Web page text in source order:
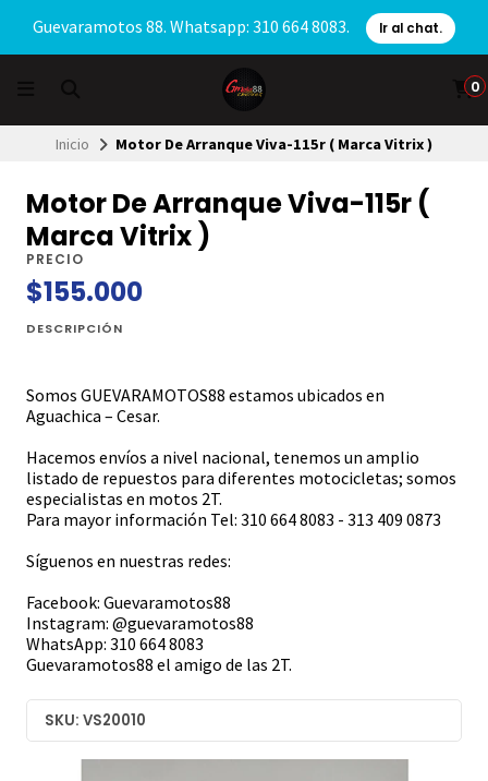
Guevaramotos 88. Whatsapp: 310 664 8083. Ir al chat.
0
Inicio Motor De Arranque Viva-115r ( Marca Vitrix )
Motor De Arranque Viva-115r (
Marca Vitrix )
PRECIO
$155.000
DESCRIPCIÓN
Somos GUEVARAMOTOS88 estamos ubicados en
Aguachica – Cesar.
Hacemos envíos a nivel nacional, tenemos un amplio
listado de repuestos para diferentes motocicletas; somos
especialistas en motos 2T.
Para mayor información Tel: 310 664 8083 - 313 409 0873
Síguenos en nuestras redes:
Facebook: Guevaramotos88
Instagram: @guevaramotos88
WhatsApp: 310 664 8083
Guevaramotos88 el amigo de las 2T.
SKU: VS20010